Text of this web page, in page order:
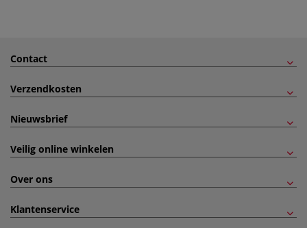
Contact
Verzendkosten
Nieuwsbrief
Veilig online winkelen
Over ons
Klantenservice